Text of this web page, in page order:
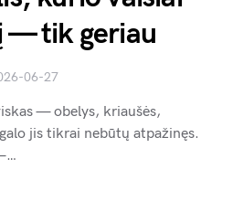
— tik geriau
06-27
— obelys, kriaušės,
jis tikrai nebūtų atpažinęs.